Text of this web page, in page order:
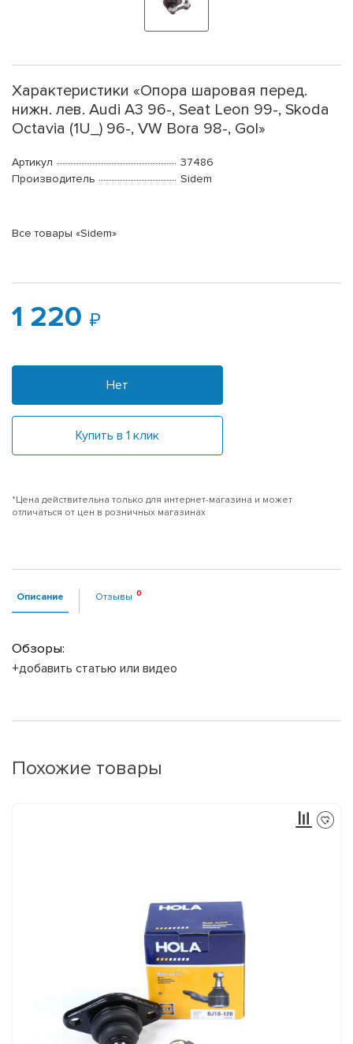
Характеристики «Опора шаровая перед.
нижн. лев. Audi A3 96-, Seat Leon 99-, Skoda
Octavia (1U_) 96-, VW Bora 98-, Gol»
Артикул
37486
Производитель
Sidem
Все товары «Sidem»
1 220
Нет
Купить в 1 клик
*Цена действительна только для интернет-магазина и может
отличаться от цен в розничных магазинах
Описание Отзывы
Обзоры:
+добавить статью или видео
Похожие товары